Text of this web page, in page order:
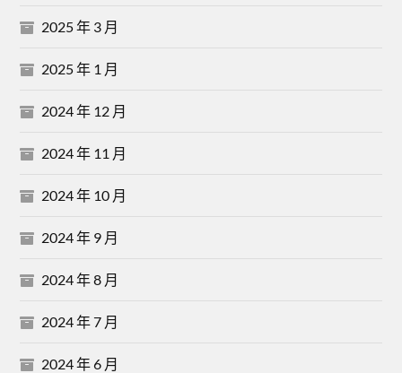
2025 年 3 月
2025 年 1 月
2024 年 12 月
2024 年 11 月
2024 年 10 月
2024 年 9 月
2024 年 8 月
2024 年 7 月
2024 年 6 月